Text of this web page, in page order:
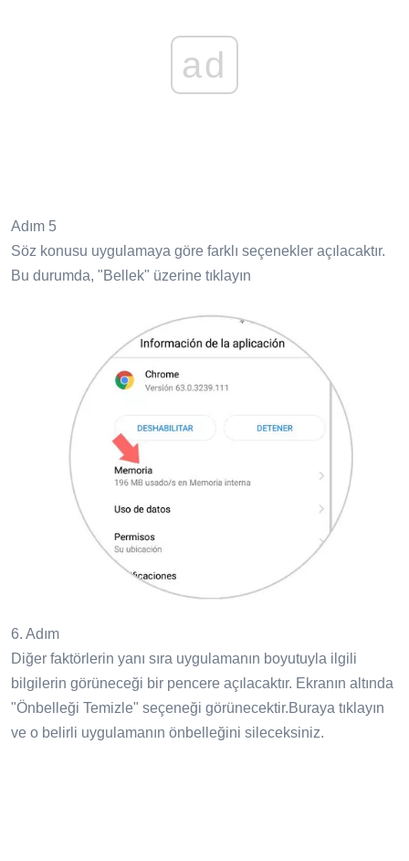
ad
Adım 5
Söz konusu uygulamaya göre farklı seçenekler açılacaktır.
Bu durumda, "Bellek" üzerine tıklayın
6. Adım
Diğer faktörlerin yanı sıra uygulamanın boyutuyla ilgili
bilgilerin görüneceği bir pencere açılacaktır. Ekranın altında
"Önbelleği Temizle" seçeneği görünecektir.Buraya tıklayın
ve o belirli uygulamanın önbelleğini sileceksiniz.